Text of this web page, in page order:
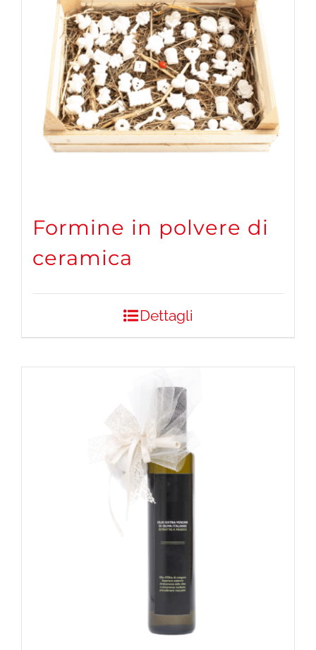
Formine in polvere di
ceramica
Dettagli